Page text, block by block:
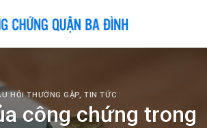
HỎI THƯỜNG GẶP,TIN TỨC
công chứng trong